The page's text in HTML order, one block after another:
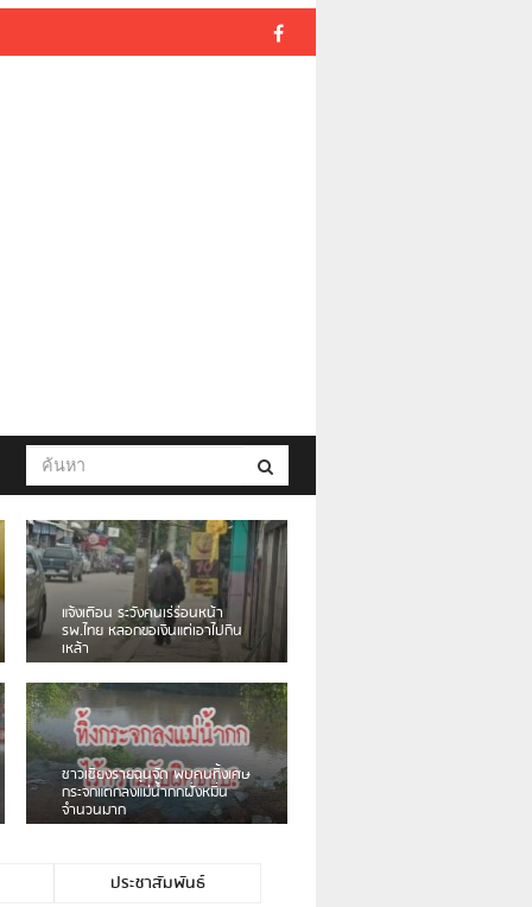
เดือนร้อน! ชาวเชียงรายบ่นรถ
Isuzu สีขาวซิ่งบายพาสเสียงดัง
สร้างความรำคาญ
ชาวผาลั้ง โวย ไร้หน่วยงานดูแล
ดินสไลด์ ต้องจัดการกันเอง
ประชาสัมพันธ์